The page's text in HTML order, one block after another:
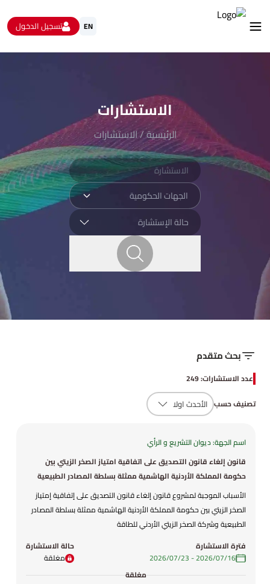
EN تسجيل الدخول
الاستشارات
الرئيسية/الاستشارات
الجهات الحكومية
بحث متقدم
عدد الاستشارات: 249
تصنيف حسب
اسم الجهة: ديوان التشريع و الرأي
قانون إلغاء قانون التصديق على اتفاقية امتياز الصخر الزيتي بين
حكومة المملكة الأردنية الهاشمية ممثلة بسلطة المصادر الطبيعية
وشركة الصخر الزيتي الأردني للطاقة
الأسباب الموجبة لمشروع قانون إلغاء قانون التصديق على إتفاقية إمتياز
الصخر الزيتي بين حكومة المملكة الأردنية الهاشمية ممثلة بسلطة المصادر
الطبيعية وشركة الصخر الزيتي الأردني للطاقة
فقد تم وضع مشروع هذا القانون
فترة الاستشارة
16‏/07‏/2026
-
23‏/07‏/2026
حالة الاستشارة
مغلقة
مغلقة